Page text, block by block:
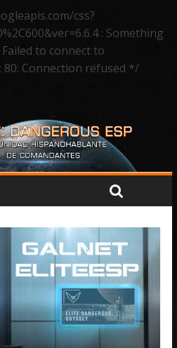
css?
: Something
to connect to
Connection refused */